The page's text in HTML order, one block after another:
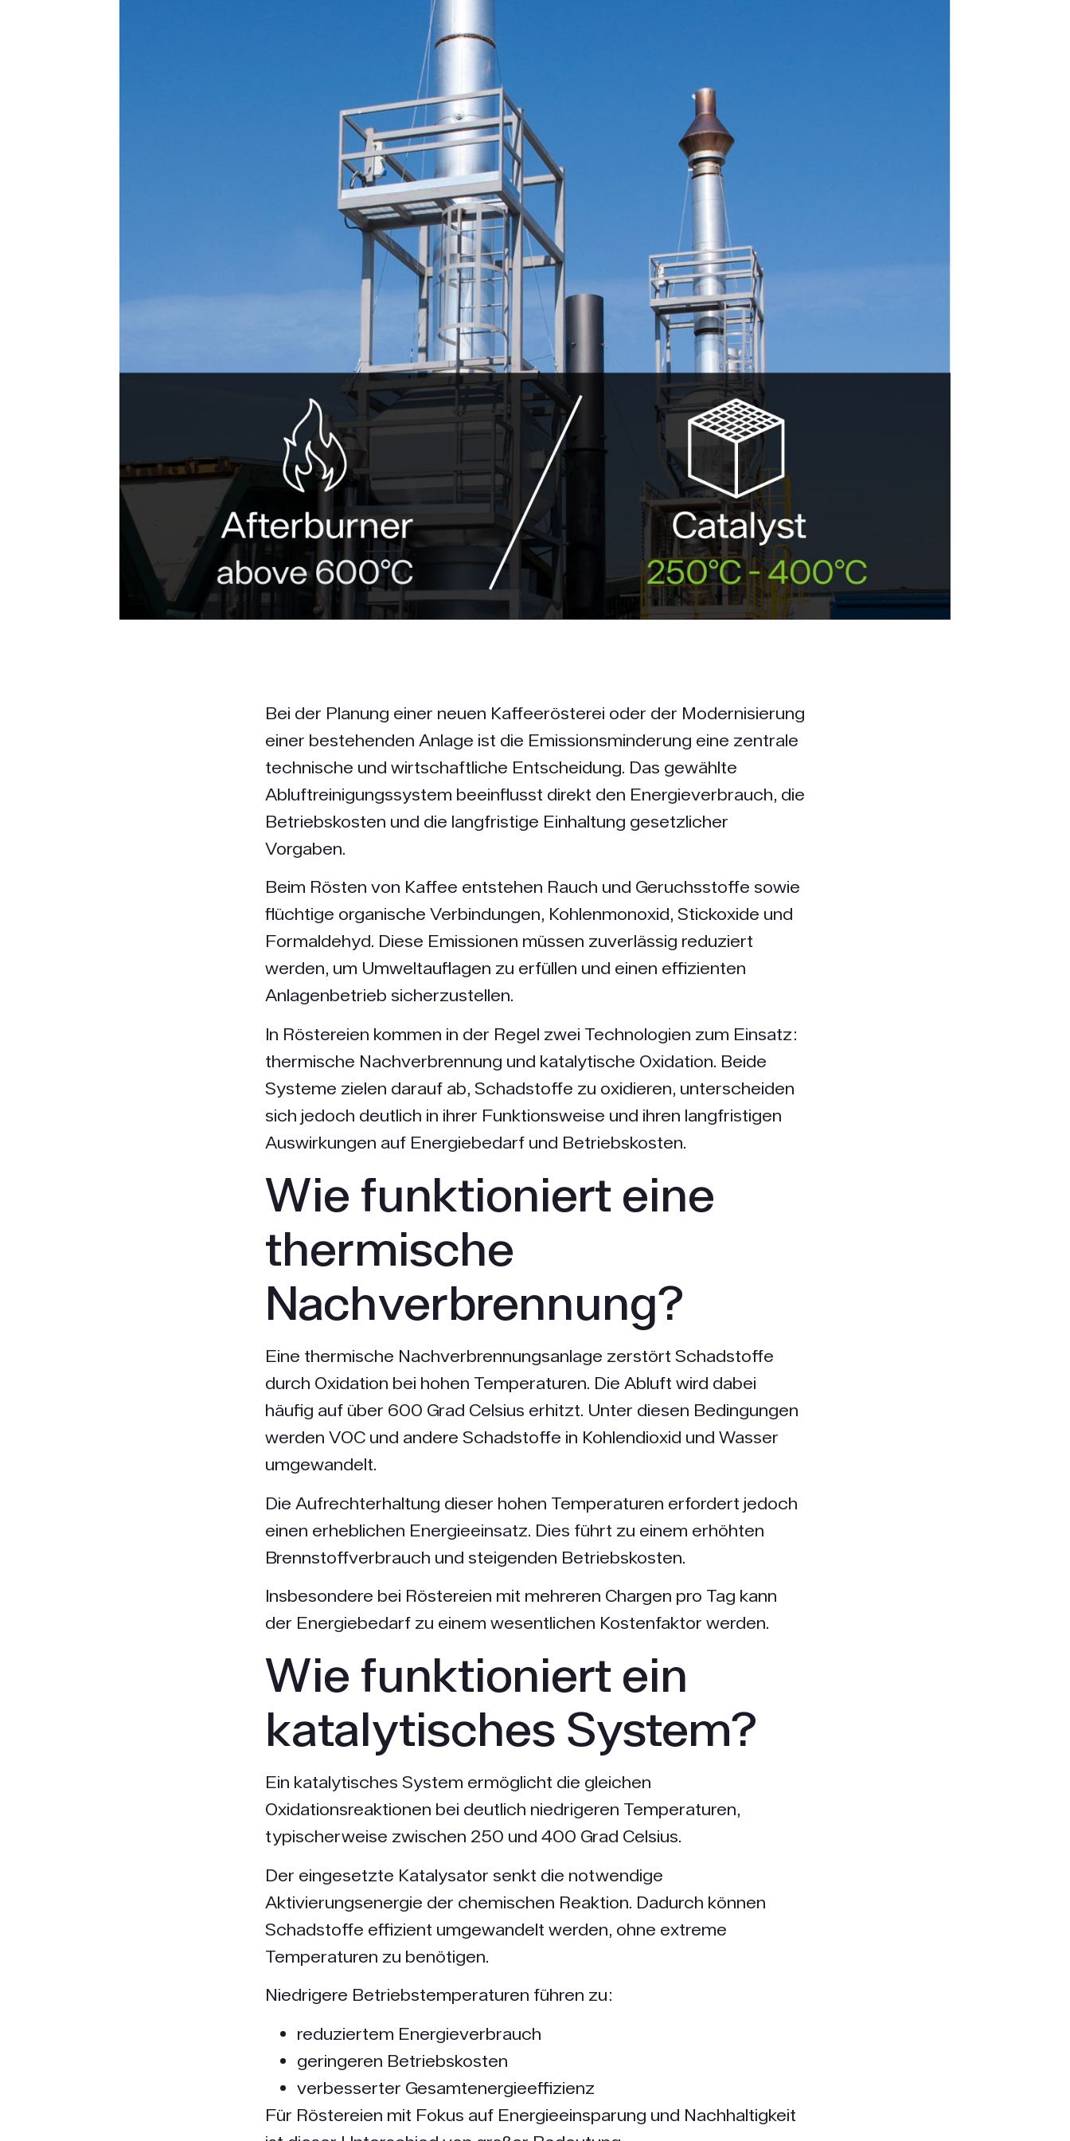
Bei der Planung einer neuen Kaffeerösterei oder der Modernisierung
einer bestehenden Anlage ist die Emissionsminderung eine zentrale
technische und wirtschaftliche Entscheidung. Das gewählte
Abluftreinigungssystem beeinflusst direkt den Energieverbrauch, die
Betriebskosten und die langfristige Einhaltung gesetzlicher
Vorgaben.
Beim Rösten von Kaffee entstehen Rauch und Geruchsstoffe sowie
flüchtige organische Verbindungen, Kohlenmonoxid, Stickoxide und
Formaldehyd. Diese Emissionen müssen zuverlässig reduziert
werden, um Umweltauflagen zu erfüllen und einen effizienten
Anlagenbetrieb sicherzustellen.
In Röstereien kommen in der Regel zwei Technologien zum Einsatz:
thermische Nachverbrennung und katalytische Oxidation. Beide
Systeme zielen darauf ab, Schadstoffe zu oxidieren, unterscheiden
sich jedoch deutlich in ihrer Funktionsweise und ihren langfristigen
Auswirkungen auf Energiebedarf und Betriebskosten.
Wie funktioniert eine
thermische
Nachverbrennung?
Eine thermische Nachverbrennungsanlage zerstört Schadstoffe
durch Oxidation bei hohen Temperaturen. Die Abluft wird dabei
häufig auf über 600 Grad Celsius erhitzt. Unter diesen Bedingungen
werden VOC und andere Schadstoffe in Kohlendioxid und Wasser
umgewandelt.
Die Aufrechterhaltung dieser hohen Temperaturen erfordert jedoch
einen erheblichen Energieeinsatz. Dies führt zu einem erhöhten
Brennstoffverbrauch und steigenden Betriebskosten.
Insbesondere bei Röstereien mit mehreren Chargen pro Tag kann
der Energiebedarf zu einem wesentlichen Kostenfaktor werden.
Wie funktioniert ein
katalytisches System?
Ein katalytisches System ermöglicht die gleichen
Oxidationsreaktionen bei deutlich niedrigeren Temperaturen,
typischerweise zwischen 250 und 400 Grad Celsius.
Der eingesetzte Katalysator senkt die notwendige
Aktivierungsenergie der chemischen Reaktion. Dadurch können
Schadstoffe effizient umgewandelt werden, ohne extreme
Temperaturen zu benötigen.
Niedrigere Betriebstemperaturen führen zu:
reduziertem Energieverbrauch
geringeren Betriebskosten
verbesserter Gesamtenergieeffizienz
Für Röstereien mit Fokus auf Energieeinsparung und Nachhaltigkeit